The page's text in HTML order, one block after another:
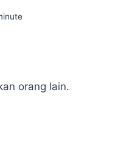
orang lain.